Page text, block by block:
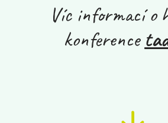
Víc informací o
konference